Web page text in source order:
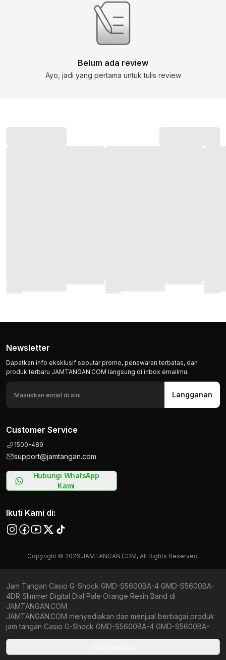
Newsletter
Dapatkan info eksklusif seputar promo, penawaran terbatas, dan
produk terbaru JAMTANGAN.COM langsung di inbox emailmu.
Langganan
Customer Service
1500-489
support@jamtangan.com
Hubungi WhatsApp
Kami
Ikuti Kami di:
Copyright © 2026 JAMTANGAN.COM, All Rights Reserved.
Jam Tangan Casio G-Shock GMD-S5600BA-4 GMD-S5600BA-
4DR Slimmer Digital Dial Pale Orange Resin Band di
JAMTANGAN.COM
JAMTANGAN.COM menyediakan dan menjual berbagai produk
jam tangan Casio G-Shock GMD-S5600BA-4 GMD-S5600BA-
Kami berkomitmen untuk memberi penawaran terbaik bagi
Belum ada review
Ayo, jadi yang pertama untuk tulis review